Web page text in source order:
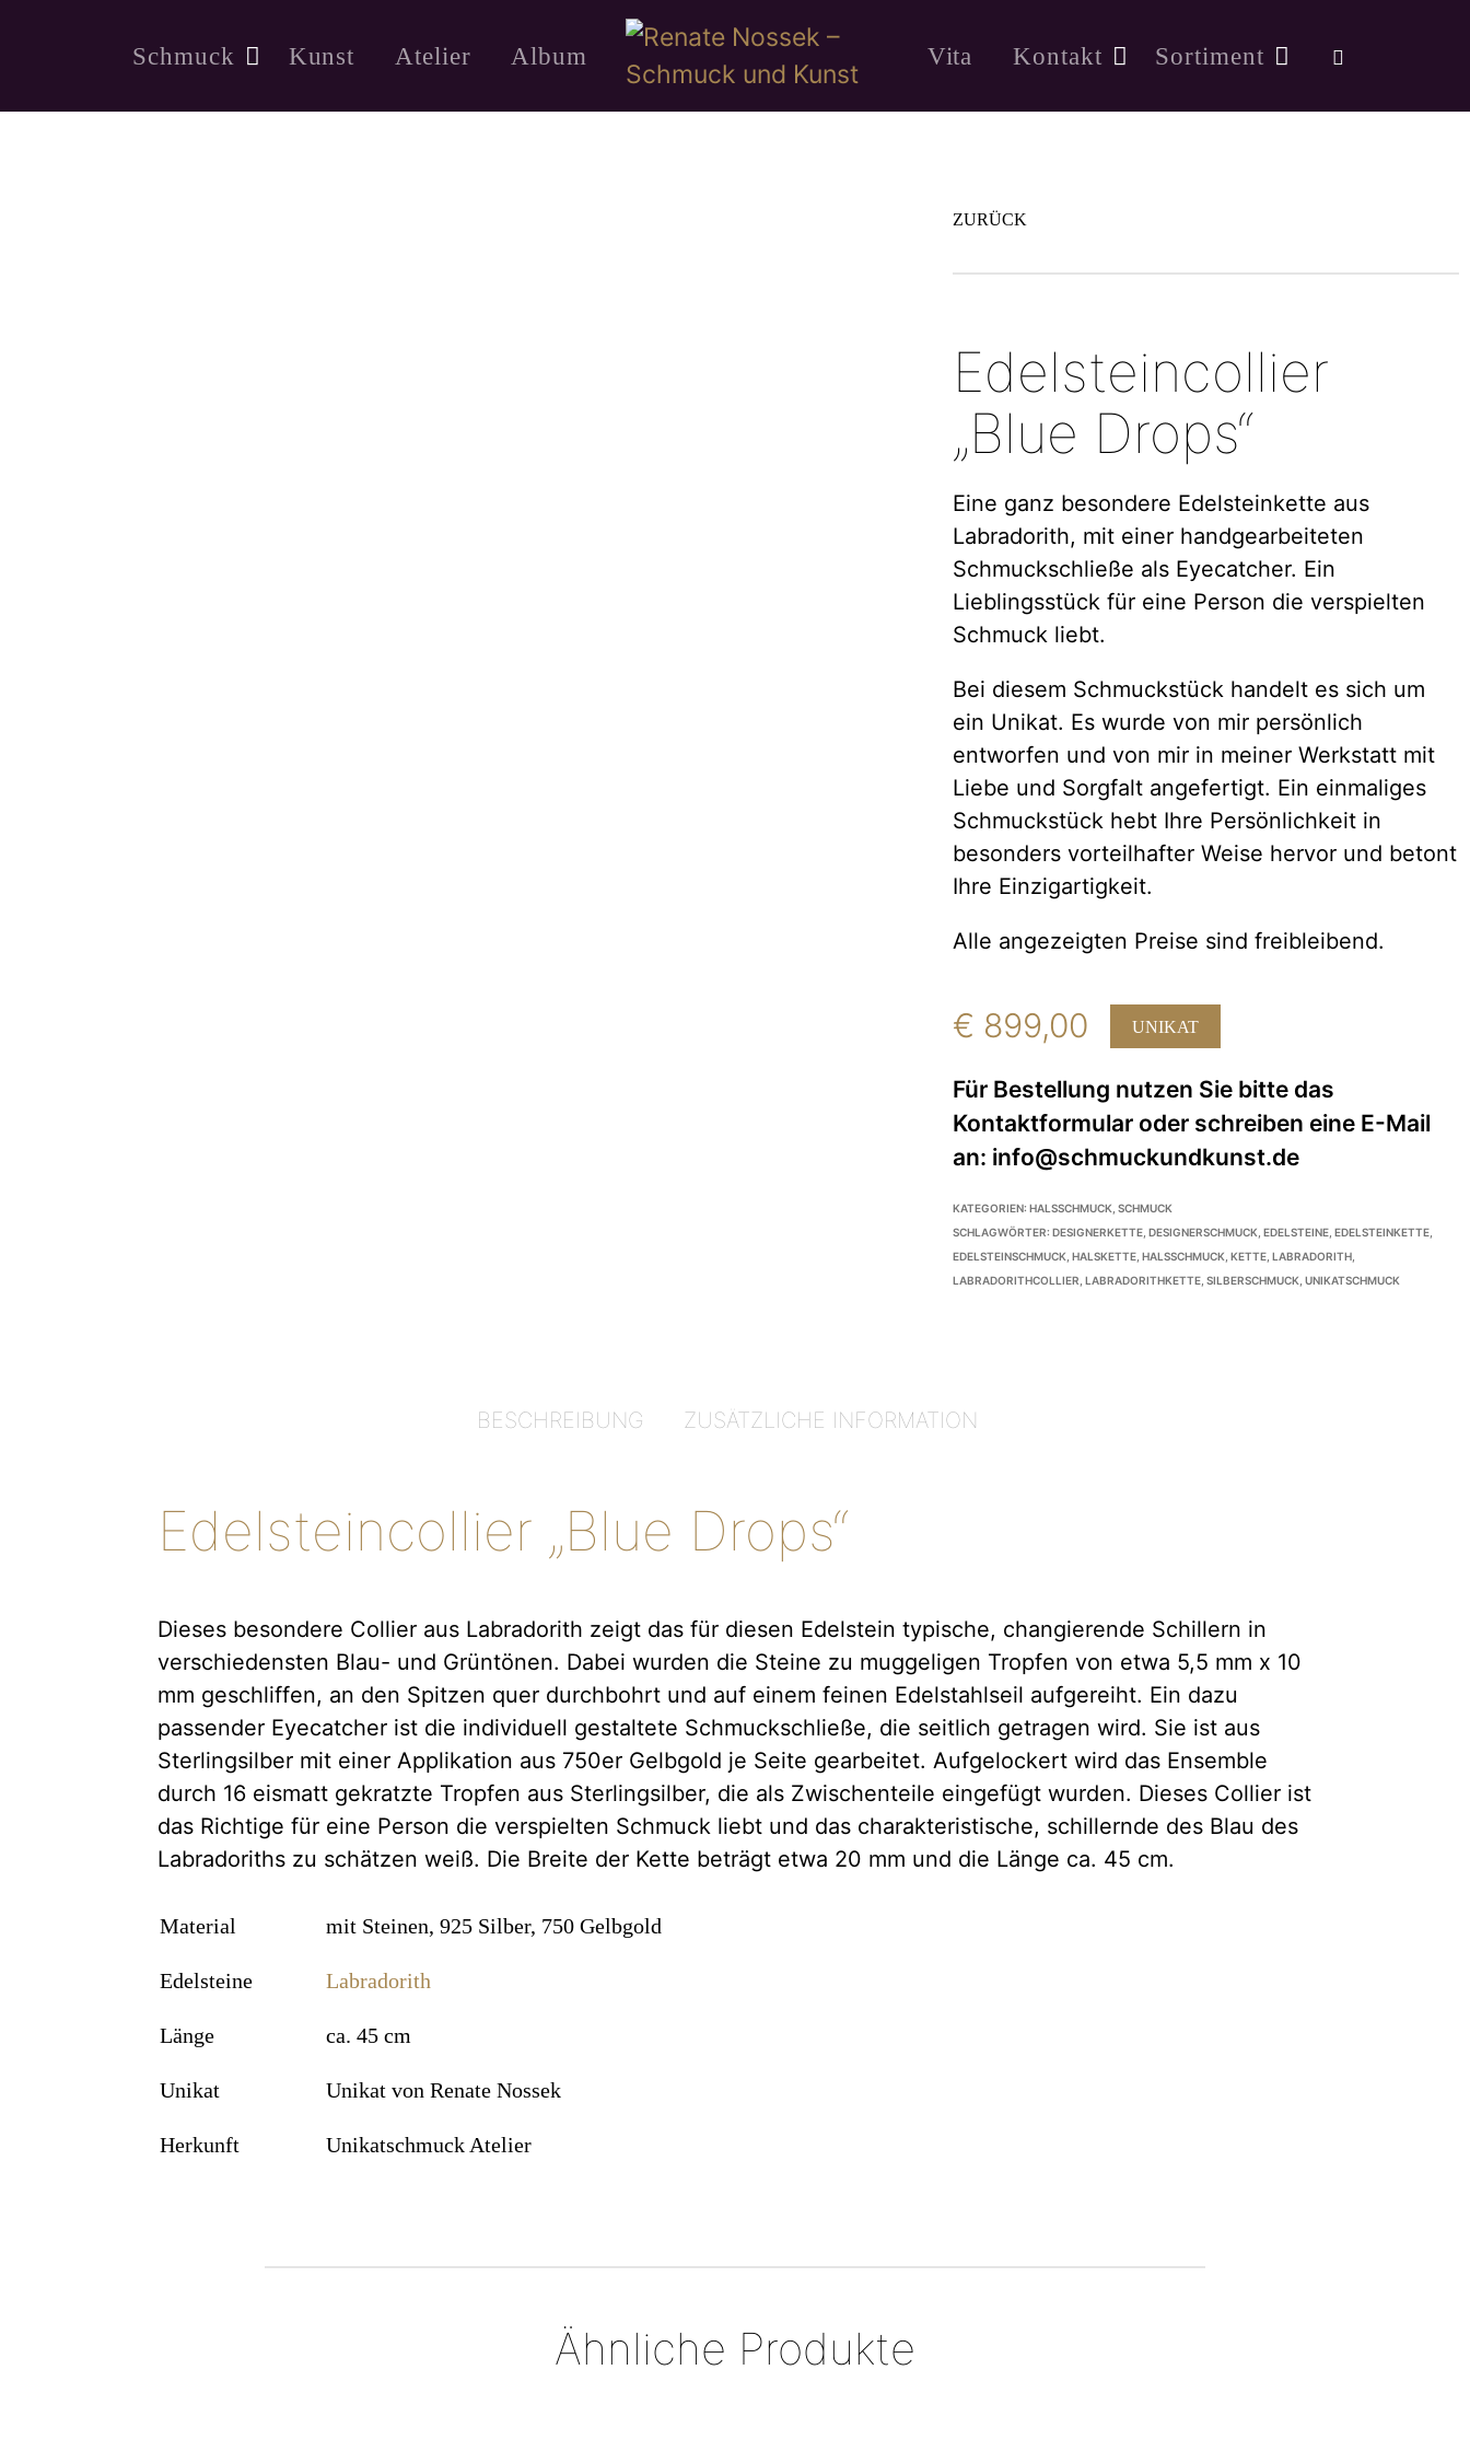
Schmuck Kunst Atelier Album Vita Kontakt Sortiment
ZURÜCK
Edelsteincollier
„Blue Drops“
Eine ganz besondere Edelsteinkette aus
Labradorith, mit einer handgearbeiteten
Schmuckschließe als Eyecatcher. Ein
Lieblingsstück für eine Person die verspielten
Schmuck liebt.
Bei diesem Schmuckstück handelt es sich um
ein Unikat. Es wurde von mir persönlich
entworfen und von mir in meiner Werkstatt mit
Liebe und Sorgfalt angefertigt. Ein einmaliges
Schmuckstück hebt Ihre Persönlichkeit in
besonders vorteilhafter Weise hervor und betont
Ihre Einzigartigkeit.
Alle angezeigten Preise sind freibleibend.
€ 899,00 UNIKAT
KATEGORIEN: HALSSCHMUCK SCHMUCK
SCHLAGWÖRTER: DESIGNERKETTE, DESIGNERSCHMUCK EDELSTEINE, EDELSTEINKETTE,
EDELSTEINSCHMUCK HALSKETTE, HALSSCHMUCK KETTE, LABRADORITH,
LABRADORITHCOLLIER LABRADORITHKETTE, SILBERSCHMUCK UNIKATSCHMUCK
BESCHREIBUNG ZUSÄTZLICHE INFORMATION
Edelsteincollier „Blue Drops“
Dieses besondere Collier aus Labradorith zeigt das für diesen Edelstein typische, changierende Schillern in
verschiedensten Blau- und Grüntönen. Dabei wurden die Steine zu muggeligen Tropfen von etwa 5,5 mm x 10
mm geschliffen, an den Spitzen quer durchbohrt und auf einem feinen Edelstahlseil aufgereiht. Ein dazu
passender Eyecatcher ist die individuell gestaltete Schmuckschließe, die seitlich getragen wird. Sie ist aus
Sterlingsilber mit einer Applikation aus 750er Gelbgold je Seite gearbeitet. Aufgelockert wird das Ensemble
durch 16 eismatt gekratzte Tropfen aus Sterlingsilber, die als Zwischenteile eingefügt wurden. Dieses Collier ist
das Richtige für eine Person die verspielten Schmuck liebt und das charakteristische, schillernde des Blau des
Labradoriths zu schätzen weiß. Die Breite der Kette beträgt etwa 20 mm und die Länge ca. 45 cm.
Material mit Steinen, 925 Silber, 750 Gelbgold
Edelsteine Labradorith
Länge ca. 45 cm
Unikat Unikat von Renate Nossek
Herkunft Unikatschmuck Atelier
Ähnliche Produkte